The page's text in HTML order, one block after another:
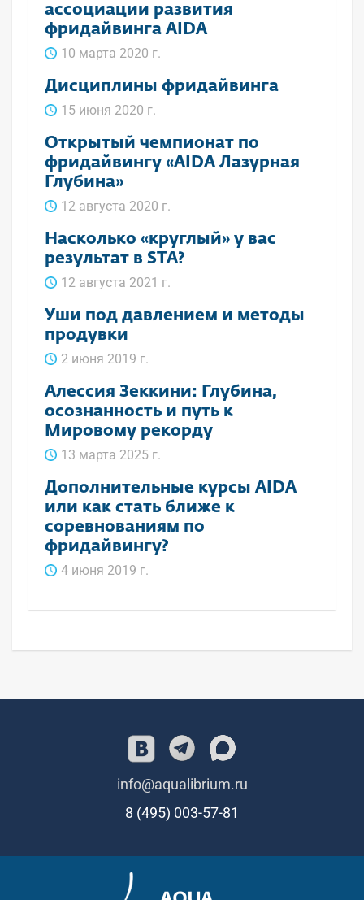
ассоциации развития
фридайвинга AIDA
10 марта 2020 г.
Дисциплины фридайвинга
15 июня 2020 г.
Открытый чемпионат по
фридайвингу «AIDA Лазурная
Глубина»
12 августа 2020 г.
Насколько «круглый» у вас
результат в STA?
12 августа 2021 г.
Уши под давлением и методы
продувки
2 июня 2019 г.
Алессия Зеккини: Глубина,
осознанность и путь к
Мировому рекорду
13 марта 2025 г.
Дополнительные курсы AIDA
или как стать ближе к
соревнованиям по
фридайвингу?
4 июня 2019 г.
info@aqualibrium.ru
8 (495) 003-57-81